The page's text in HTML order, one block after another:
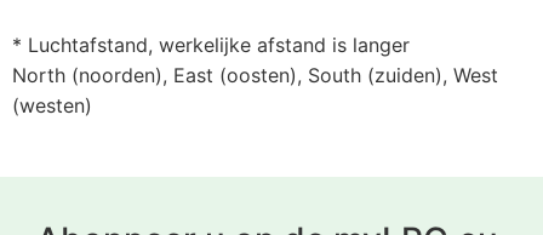
* Luchtafstand, werkelijke afstand is langer
North (noorden), East (oosten), South (zuiden), West
(westen)